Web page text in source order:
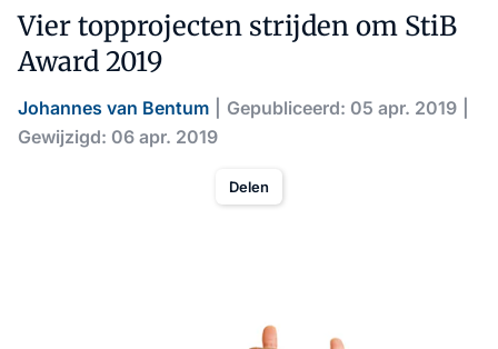
Vier topprojecten strijden om StiB
Award 2019
Johannes van Bentum
Gepubliceerd: 05 apr. 2019
Gewijzigd: 06 apr. 2019
Delen